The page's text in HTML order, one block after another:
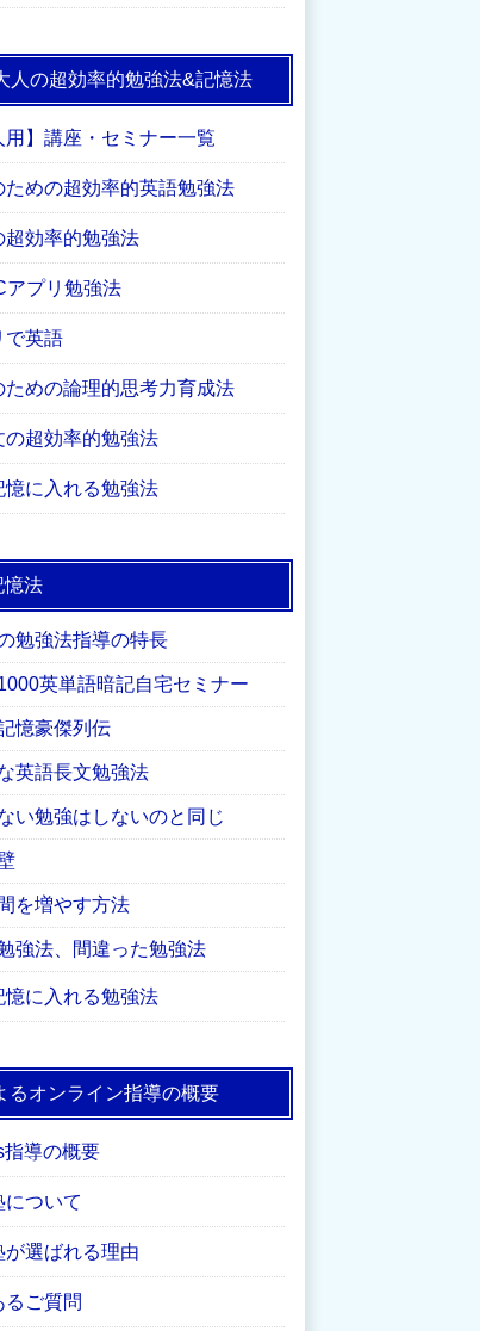
人の超効率的勉強法&記憶法
用】講座・セミナー一覧
ための超効率的英語勉強法
超効率的勉強法
アプリ勉強法
で英語
ための論理的思考力育成法
の超効率的勉強法
憶に入れる勉強法
憶法
勉強法指導の特長
英単語暗記自宅セミナー
憶豪傑列伝
英語長文勉強法
い勉強はしないのと同じ
を増やす方法
強法、間違った勉強法
憶に入れる勉強法
るオンライン指導の概要
指導の概要
について
が選ばれる理由
るご質問